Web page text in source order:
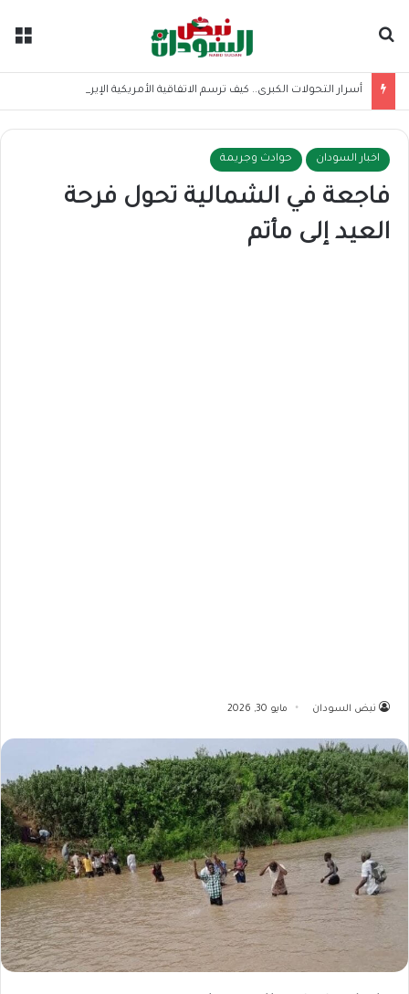
اخبار السودان حوادث وجريمة
فاجعة في الشمالية تحول فرحة
العيد إلى مأتم
نبض السودان مايو 30, 2026